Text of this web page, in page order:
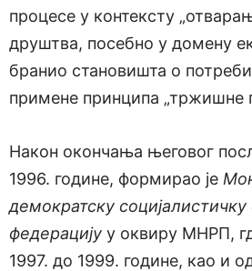
процесе у контексту
друштва, посебно у домену
бранио становишта о
примене принципа „тржишне
Након окончања његовог
1996. године, формирао је
демократску
федерацију у оквиру МНРП,
1997. до 1999. године, као и